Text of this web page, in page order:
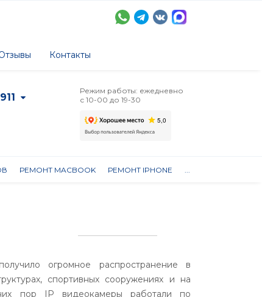
Контакты
Режим работы: ежедневно
с 10-00 до 19-30
РЕМОНТ MACBOOK РЕМОНТ IPHONE ...
огромное распространение в
спортивных сооружениях и на
пор IP видеокамеры работали по